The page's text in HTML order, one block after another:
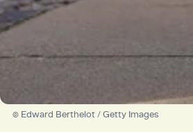
© Edward Berthelot / Getty Images